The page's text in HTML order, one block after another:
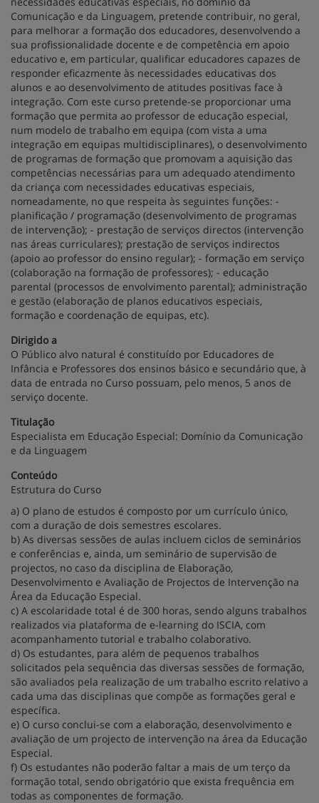
Comunicação e da Linguagem, pretende contribuir, no geral,
para melhorar a formação dos educadores, desenvolvendo a
sua profissionalidade docente e de competência em apoio
educativo e, em particular, qualificar educadores capazes de
responder eficazmente às necessidades educativas dos
alunos e ao desenvolvimento de atitudes positivas face à
integração. Com este curso pretende-se proporcionar uma
formação que permita ao professor de educação especial,
num modelo de trabalho em equipa (com vista a uma
integração em equipas multidisciplinares), o desenvolvimento
de programas de formação que promovam a aquisição das
competências necessárias para um adequado atendimento
da criança com necessidades educativas especiais,
nomeadamente, no que respeita às seguintes funções: -
planificação / programação (desenvolvimento de programas
de intervenção); - prestação de serviços directos (intervenção
nas áreas curriculares); prestação de serviços indirectos
(apoio ao professor do ensino regular); - formação em serviço
(colaboração na formação de professores); - educação
parental (processos de envolvimento parental); administração
e gestão (elaboração de planos educativos especiais,
formação e coordenação de equipas, etc).
Dirigido a
O Público alvo natural é constituído por Educadores de
Infância e Professores dos ensinos básico e secundário que, à
data de entrada no Curso possuam, pelo menos, 5 anos de
serviço docente.
Titulação
Especialista em Educação Especial: Domínio da Comunicação
e da Linguagem
Conteúdo
Estrutura do Curso
a) O plano de estudos é composto por um currículo único,
com a duração de dois semestres escolares.
b) As diversas sessões de aulas incluem ciclos de seminários
e conferências e, ainda, um seminário de supervisão de
projectos, no caso da disciplina de Elaboração,
Desenvolvimento e Avaliação de Projectos de Intervenção na
Área da Educação Especial.
c) A escolaridade total é de 300 horas, sendo alguns trabalhos
realizados via plataforma de e-learning do ISCIA, com
acompanhamento tutorial e trabalho colaborativo.
d) Os estudantes, para além de pequenos trabalhos
solicitados pela sequência das diversas sessões de formação,
são avaliados pela realização de um trabalho escrito relativo a
cada uma das disciplinas que compõe as formações geral e
específica.
e) O curso conclui-se com a elaboração, desenvolvimento e
avaliação de um projecto de intervenção na área da Educação
Especial.
f) Os estudantes não poderão faltar a mais de um terço da
formação total, sendo obrigatório que exista frequência em
todas as componentes de formação.